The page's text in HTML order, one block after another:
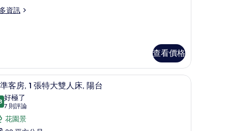
資訊
查看價格
簾 迷你吧、書桌、筆電工作空間、遮光布/窗簾
9 客房, 1 張特大雙人床, 陽台
分，滿分 10 分
好極了
7 則評論
(7
則
評
花園景